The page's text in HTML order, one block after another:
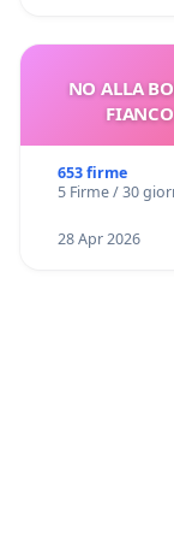
NO ALLA
653 firme
5 Firme / 30
28 Apr 2026